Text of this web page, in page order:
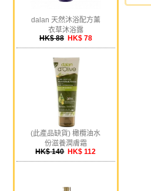
dalan 天然沐浴配方薰
衣草沐浴露
HK$ 88 HK$ 78
(此產品缺貨) 橄欖油水
份滋養潤膚霜
HK$ 140 HK$ 112